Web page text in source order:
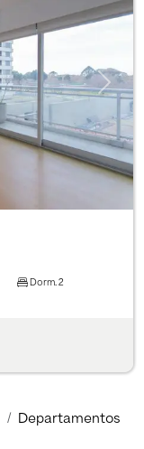
Next
Dorm. 2
Departamentos